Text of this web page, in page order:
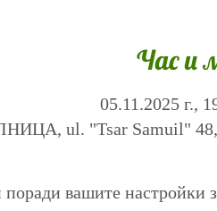
Час и
05.11.2025 г.,
ul. "Tsar Samuil" 48,
вашите настройки